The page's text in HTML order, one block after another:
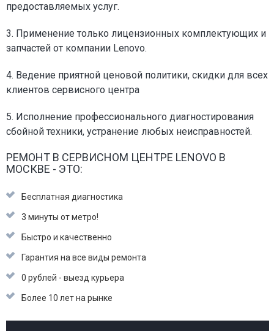
предоставляемых услуг.
3. Применение только лицензионных комплектующих и
запчастей от компании Lenovo.
4. Ведение приятной ценовой политики, скидки для всех
клиентов сервисного центра
5. Исполнение профессионального диагностирования
сбойной техники, устранение любых неисправностей.
РЕМОНТ В СЕРВИСНОМ ЦЕНТРЕ LENOVO В
МОСКВЕ - ЭТО:
Бесплатная диагностика
3 минуты от метро!
Быстро и качественно
Гарантия на все виды ремонта
0 рублей - выезд курьера
Более 10 лет на рынке